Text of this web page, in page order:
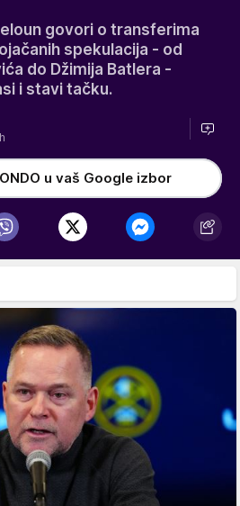
govori o transferima
spekulacija - od
do Džimija Batlera -
i stavi tačku.
u vaš Google izbor